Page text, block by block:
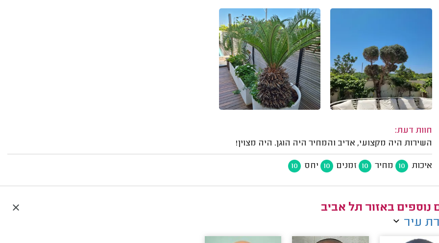
חוות דעת:
השירות היה מקצועי, אדיב והמחיר היה הוגן. היה מצוין!
איכות 10 מחיר 10 זמנים 10 יחס 10
נוספים באזור תל אביב
עיר